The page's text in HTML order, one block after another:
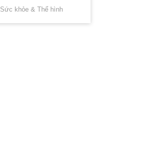
Sức khỏe & Thể hình